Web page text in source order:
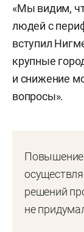
«Мы видим,
людей с
вступил
крупные
и снижение
вопросы».
Повышение
решений
не